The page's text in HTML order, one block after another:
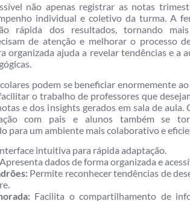
não apenas registrar as notas
individual e coletivo da turma. A
rápida dos resultados, tornando
de atenção e melhorar o processo
organizada ajuda a revelar tendências e a
podem se beneficiar enormemente
o trabalho de professores que
e dos insights gerados em sala de aula.
com pais e alunos também se
para um ambiente mais colaborativo e
intuitiva para rápida adaptação.
Apresenta dados de forma organizada e
Permite reconhecer tendências de
Facilita o compartilhamento de